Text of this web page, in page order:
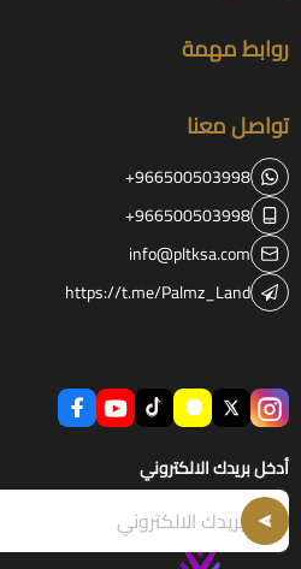
روابط مهمة
تواصل معنا
+966500503998
+966500503998
info@pltksa.com
https://t.me/Palmz_Land
أدخل بريدك الالكتروني